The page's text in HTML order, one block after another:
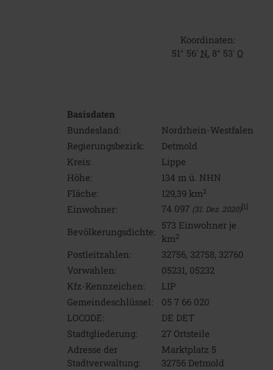
Koordinaten:
51° 56′ N, 8° 53′ O
Basisdaten
Bundesland:
Nordrhein-Westfalen
Regierungsbezirk:
Detmold
Kreis:
Lippe
Höhe:
134 m ü. NHN
Fläche:
129,39 km2
Einwohner: 74.097 (31. Dez. 2020)[1]
Bevölkerungsdichte:
573 Einwohner je
km2
Postleitzahlen:
32756, 32758, 32760
Vorwahlen:
05231, 05232
Kfz-Kennzeichen:
LIP
Gemeindeschlüssel:
05 7 66 020
LOCODE:
DE DET
Stadtgliederung:
27 Ortsteile
Adresse der
Stadtverwaltung:
Marktplatz 5
32756 Detmold